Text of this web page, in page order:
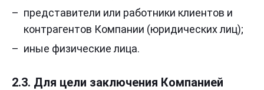
представители или работники клиентов и
контрагентов Компании (юридических лиц);
иные физические лица.
2.3. Для цели заключения Компанией